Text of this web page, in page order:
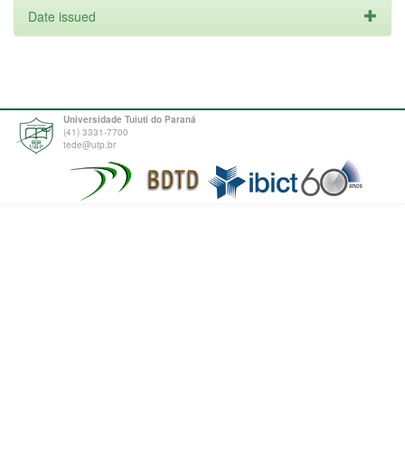
Date issued
Universidade Tuiuti do Paraná
(41) 3331-7700
tede@utp.br